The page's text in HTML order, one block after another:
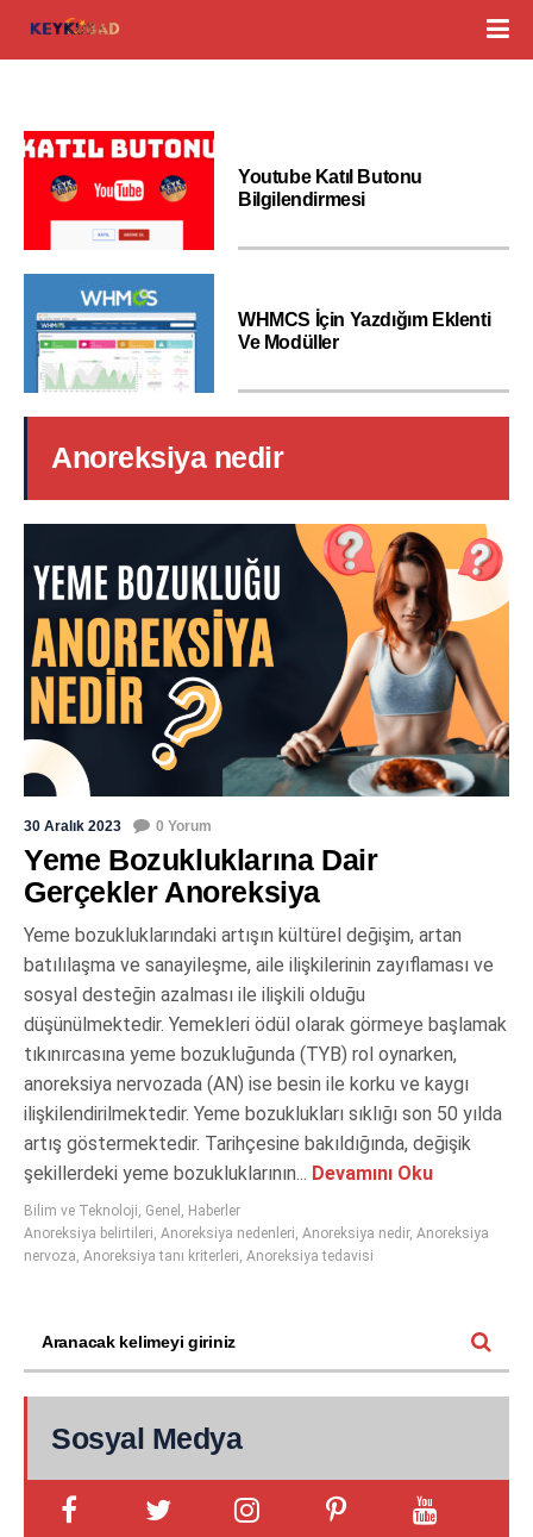
Youtube Katıl Butonu
Bilgilendirmesi
WHMCS İçin Yazdığım Eklenti
Ve Modüller
Anoreksiya nedir
30 Aralık 2023 0 Yorum
Yeme Bozukluklarına Dair
Gerçekler Anoreksiya
Yeme bozukluklarındaki artışın kültürel değişim, artan
batılılaşma ve sanayileşme, aile ilişkilerinin zayıflaması ve
sosyal desteğin azalması ile ilişkili olduğu
düşünülmektedir. Yemekleri ödül olarak görmeye başlamak
tıkınırcasına yeme bozukluğunda (TYB) rol oynarken,
anoreksiya nervozada (AN) ise besin ile korku ve kaygı
ilişkilendirilmektedir. Yeme bozuklukları sıklığı son 50 yılda
artış göstermektedir. Tarihçesine bakıldığında, değişik
şekillerdeki yeme bozukluklarının... Devamını Oku
Bilim ve Teknoloji, Genel , Haberler
Anoreksiya belirtileri, Anoreksiya nedenleri, Anoreksiya nedir, Anoreksiya
nervoza, Anoreksiya tanı kriterleri, Anoreksiya tedavisi
Sosyal Medya